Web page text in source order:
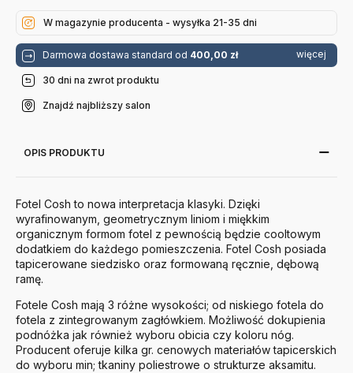
W magazynie producenta - wysyłka 21-35 dni
Darmowa dostawa standard od 400,00 zł więcej
30 dni na zwrot produktu
Znajdź najbliższy salon
OPIS PRODUKTU
Fotel Cosh to nowa interpretacja klasyki. Dzięki
wyrafinowanym, geometrycznym liniom i miękkim
organicznym formom fotel z pewnością będzie cooltowym
dodatkiem do każdego pomieszczenia. Fotel Cosh posiada
tapicerowane siedzisko oraz formowaną ręcznie, dębową
ramę.
Fotele Cosh mają 3 różne wysokości; od niskiego fotela do
fotela z zintegrowanym zagłówkiem. Możliwość dokupienia
podnóżka jak również wyboru obicia czy koloru nóg.
Producent oferuje kilka gr. cenowych materiałów tapicerskich
do wyboru min; tkaniny poliestrowe o strukturze aksamitu.